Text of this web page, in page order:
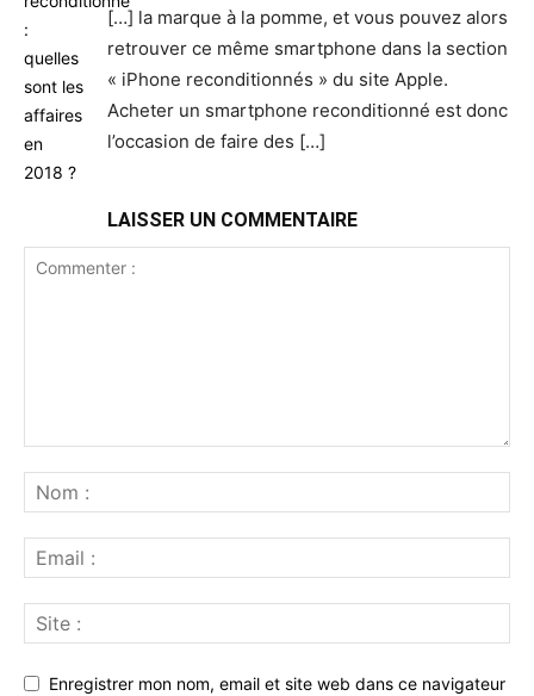
[…] la marque à la pomme, et vous pouvez alors
retrouver ce même smartphone dans la section
« iPhone reconditionnés » du site Apple.
Acheter un smartphone reconditionné est donc
l’occasion de faire des […]
LAISSER UN COMMENTAIRE
Enregistrer mon nom, email et site web dans ce navigateur